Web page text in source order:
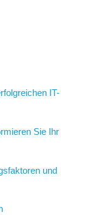
IT-
Sie Ihr
und